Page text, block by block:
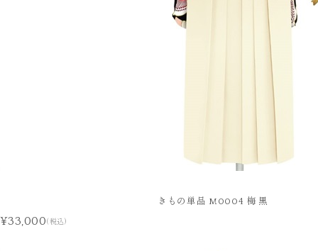
きもの単品 M0004 梅 黒
¥33,000(税込)